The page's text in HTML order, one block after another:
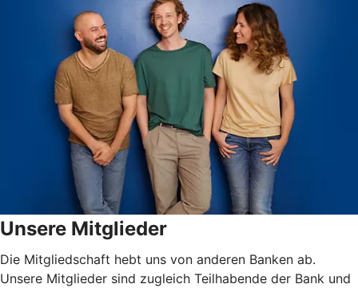
Unsere Mitglieder
Die Mitgliedschaft hebt uns von anderen Banken ab.
Unsere Mitglieder sind zugleich Teilhabende der Bank und